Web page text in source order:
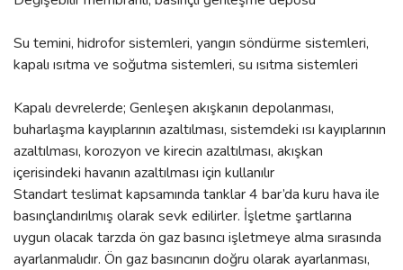
Su temini, hidrofor sistemleri, yangın söndürme sistemleri,
kapalı ısıtma ve soğutma sistemleri, su ısıtma sistemleri
Kapalı devrelerde; Genleşen akışkanın depolanması,
buharlaşma kayıplarının azaltılması, sistemdeki ısı kayıplarının
azaltılması, korozyon ve kirecin azaltılması, akışkan
içerisindeki havanın azaltılması için kullanılır
Standart teslimat kapsamında tanklar 4 bar’da kuru hava ile
basınçlandırılmış olarak sevk edilirler. İşletme şartlarına
uygun olacak tarzda ön gaz basıncı işletmeye alma sırasında
ayarlanmalıdır. Ön gaz basıncının doğru olarak ayarlanması,